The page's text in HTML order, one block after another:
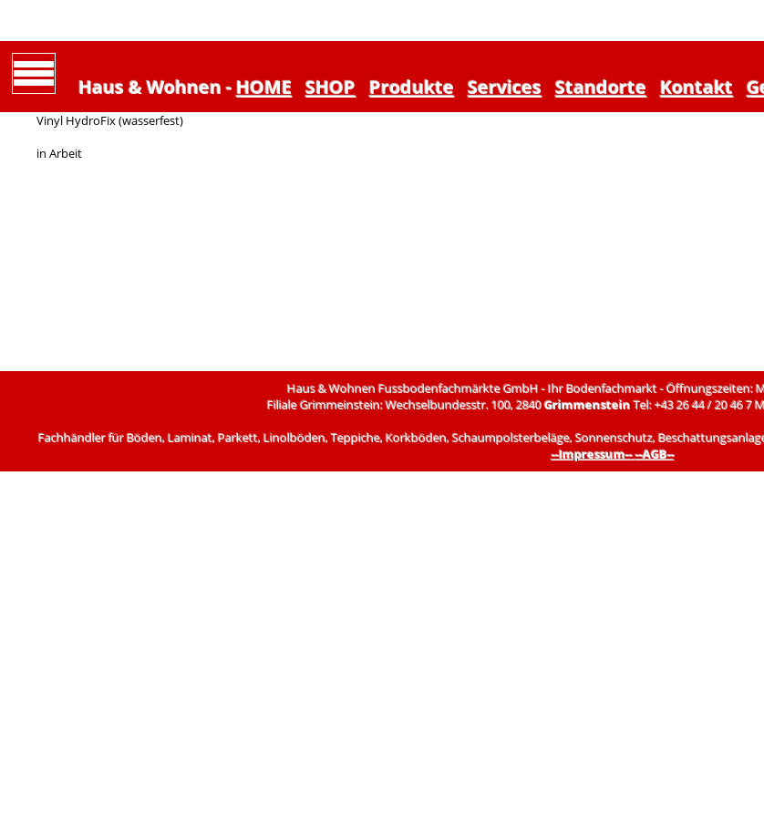
Haus & Wohnen -HOME SHOP Produkte Services Standorte Kontakt
Vinyl HydroFix (wasserfest)
in Arbeit
Haus & Wohnen Fussbodenfachmärkte GmbH - Ihr Bodenfachmarkt - Öffnungszeiten:
Filiale Grimmeinstein: Wechselbundesstr. 100, 2840GrimmensteinTel: +43 26 44 / 20 46 7
Fachhändler für Böden, Laminat, Parkett, Linolböden, Teppiche, Korkböden, Schaumpolsterbeläge, Sonnenschutz,
--Impressum----AGB--